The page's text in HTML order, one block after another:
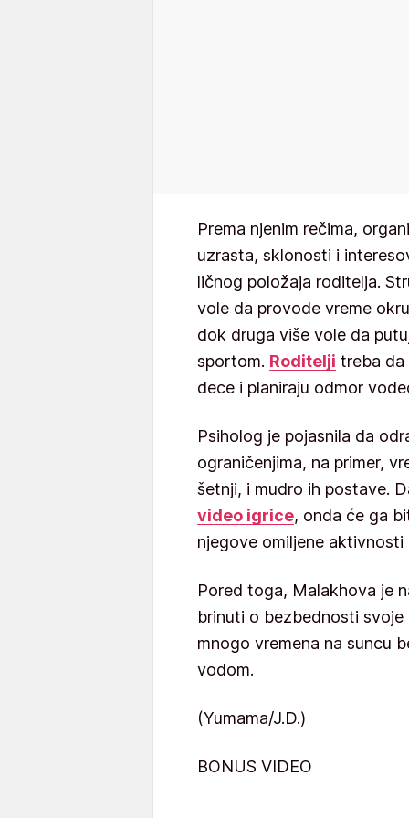
Prema njenim rečima,
uzrasta, sklonosti i
ličnog položaja roditelja.
vole da provode vreme
dok druga više vole da
sportom. Roditelji treba da
dece i planiraju odmor
Psiholog je pojasnila da
ograničenjima, na primer,
šetnji, i mudro ih postave.
video igrice, onda će ga
njegove omiljene
Pored toga, Malakhova je
brinuti o bezbednosti
mnogo vremena na suncu
vodom.
(Yumama/J.D.)
BONUS VIDEO